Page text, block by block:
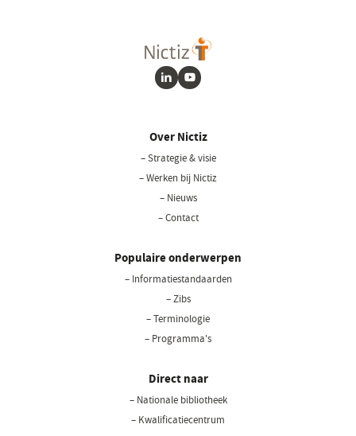
LinkedInYoutube
Over Nictiz
– Strategie & visie
– Werken bij Nictiz
– Nieuws
– Contact
Populaire onderwerpen
– Informatiestandaarden
– Zibs
– Terminologie
– Programma's
Direct naar
– Nationale bibliotheek(opent
– Kwalificatiecentrum